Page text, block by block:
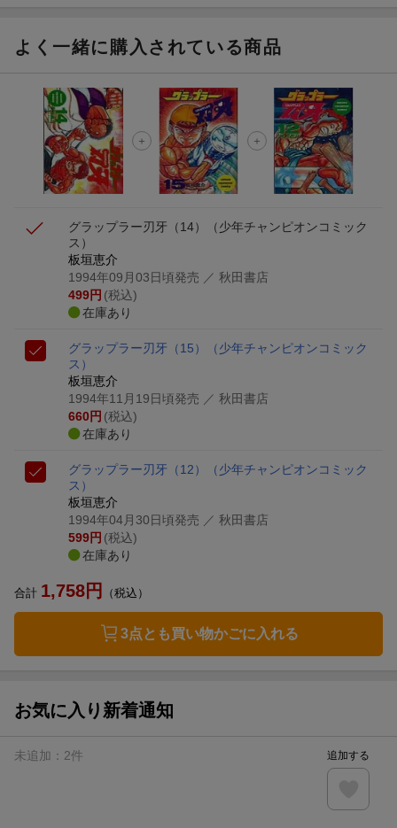
よく一緒に購入されている商品
グラップラー刃牙（14）
（少年チャンピオンコミック
ス）
板垣恵介
1994年09月03日頃発売 ／ 秋田書店
499円 (税込)
在庫あり
グラップラー刃牙（15）
（少年チャンピオンコミック
ス）
板垣恵介
1994年11月19日頃発売 ／ 秋田書店
660円 (税込)
在庫あり
グラップラー刃牙（12）
（少年チャンピオンコミック
ス）
板垣恵介
1994年04月30日頃発売 ／ 秋田書店
599円 (税込)
在庫あり
合計 1,758円 （税込）
3点とも買い物かごに入れる
お気に入り新着通知
未追加： 2件 追加する